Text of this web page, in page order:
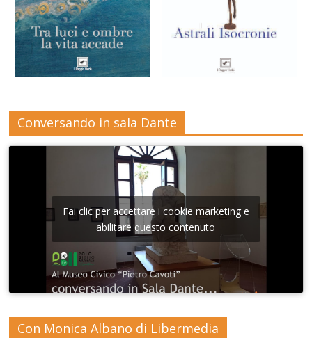
Conversando in sala Dante
Fai clic per accettare i cookie marketing e
abilitare questo contenuto
Con Monica Albano di Libermedia